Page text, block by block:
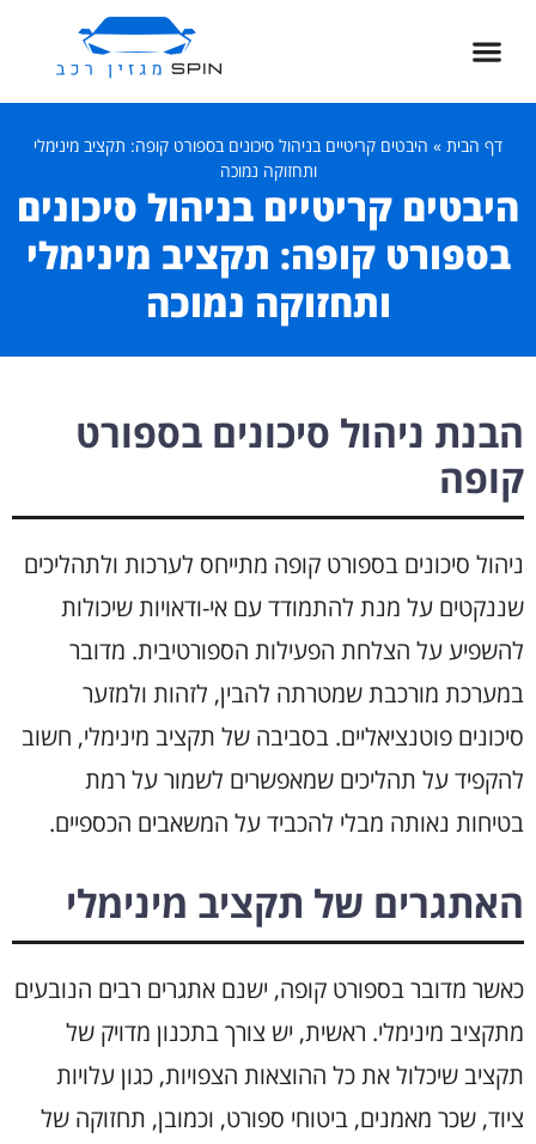
דף הבית » היבטים קריטיים בניהול סיכונים בספורט קופה: תקציב מינימלי
ותחזוקה נמוכה
היבטים קריטיים בניהול סיכונים
בספורט קופה: תקציב מינימלי
ותחזוקה נמוכה
הבנת ניהול סיכונים בספורט
קופה
ניהול סיכונים בספורט קופה מתייחס לערכות ולתהליכים
שננקטים על מנת להתמודד עם אי-ודאויות שיכולות
להשפיע על הצלחת הפעילות הספורטיבית. מדובר
במערכת מורכבת שמטרתה להבין, לזהות ולמזער
סיכונים פוטנציאליים. בסביבה של תקציב מינימלי, חשוב
להקפיד על תהליכים שמאפשרים לשמור על רמת
בטיחות נאותה מבלי להכביד על המשאבים הכספיים.
האתגרים של תקציב מינימלי
כאשר מדובר בספורט קופה, ישנם אתגרים רבים הנובעים
מתקציב מינימלי. ראשית, יש צורך בתכנון מדויק של
תקציב שיכלול את כל ההוצאות הצפויות, כגון עלויות
ציוד, שכר מאמנים, ביטוחי ספורט, וכמובן, תחזוקה של